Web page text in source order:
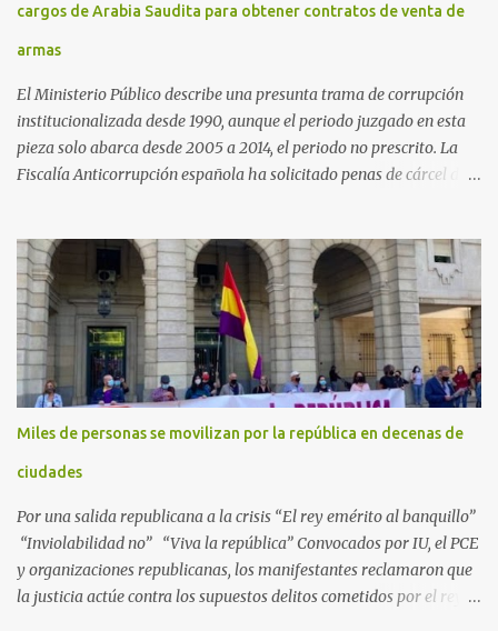
cargos de Arabia Saudita para obtener contratos de venta de
armas
El Ministerio Público describe una presunta trama de corrupción
institucionalizada desde 1990, aunque el periodo juzgado en esta
pieza solo abarca desde 2005 a 2014, el periodo no prescrito. La
Fiscalía Anticorrupción española ha solicitado penas de cárcel de
Arabia Saudita a través de la empresa pública española Defex,
disuelta. El fiscal Conrado Saiz describe en su escrito de
conclusiones cómo la empresa pública Defex pagó comisiones
ilegales a diversas autoridades del régimen árabe entre 2005 y
2014, para obtener a cambio la materialización de los contratos. El
Ministerio Público lleva a cabo esta acusación en una de las piezas
separadas del llamado 'caso Defex', que investiga once ventas
ejecutadas en este periodo, y atribuye a José Ignacio Encinas
Charro, presidente de la compañía pública hasta 2013, los
Miles de personas se movilizan por la república en decenas de
ciudades
Por una salida republicana a la crisis “El rey emérito al banquillo”
“Inviolabilidad no” “Viva la república” Convocados por IU, el PCE
y organizaciones republicanas, los manifestantes reclamaron que
la justicia actúe contra los supuestos delitos cometidos por el rey